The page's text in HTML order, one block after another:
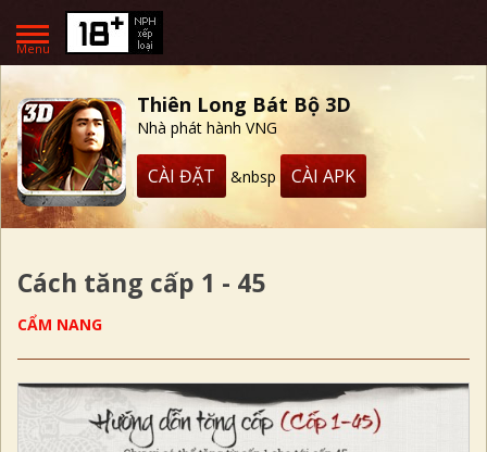
Menu
Thiên Long Bát Bộ 3D
Nhà phát hành VNG
CÀI ĐẶT &nbsp CÀI APK
Cách tăng cấp 1 - 45
CẨM NANG